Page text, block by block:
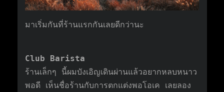
มาเริ่มกันที่ร้านแรกกันเลยดีกว่านะ
Club Barista
ร้านเล็กๆ นี้ผมบังเอิญเดินผ่านแล้วอยากหลบหนาว
พอดี เห็นชื่อร้านกับการตกแต่งพอโอเค เลยลอง